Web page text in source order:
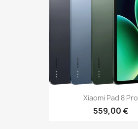
Xiaomi Pad 8 Pro
559,00 €